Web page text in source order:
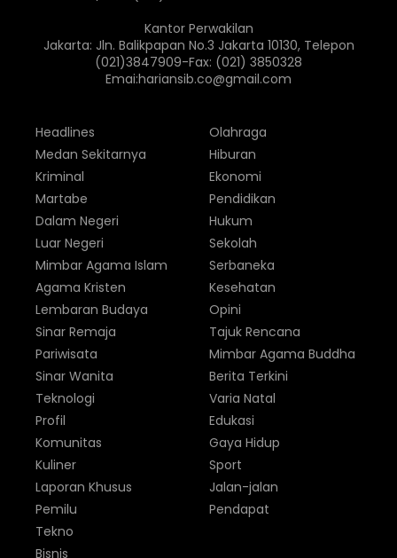
Kantor Perwakilan
Jakarta: Jln. Balikpapan No.3 Jakarta 10130, Telepon
(021)3847909-Fax: (021) 3850328
Emai:hariansib.co@gmail.com
Headlines
Medan Sekitarnya
Kriminal
Martabe
Dalam Negeri
Luar Negeri
Olahraga
Hiburan
Ekonomi
Pendidikan
Hukum
Sekolah
Mimbar Agama Islam
Agama Kristen
Lembaran Budaya
Sinar Remaja
Pariwisata
Sinar Wanita
Serbaneka
Kesehatan
Opini
Tajuk Rencana
Mimbar Agama Buddha
Berita Terkini
Teknologi
Profil
Komunitas
Kuliner
Laporan Khusus
Pemilu
Varia Natal
Edukasi
Gaya Hidup
Sport
Jalan-jalan
Pendapat
Tekno
Bisnis